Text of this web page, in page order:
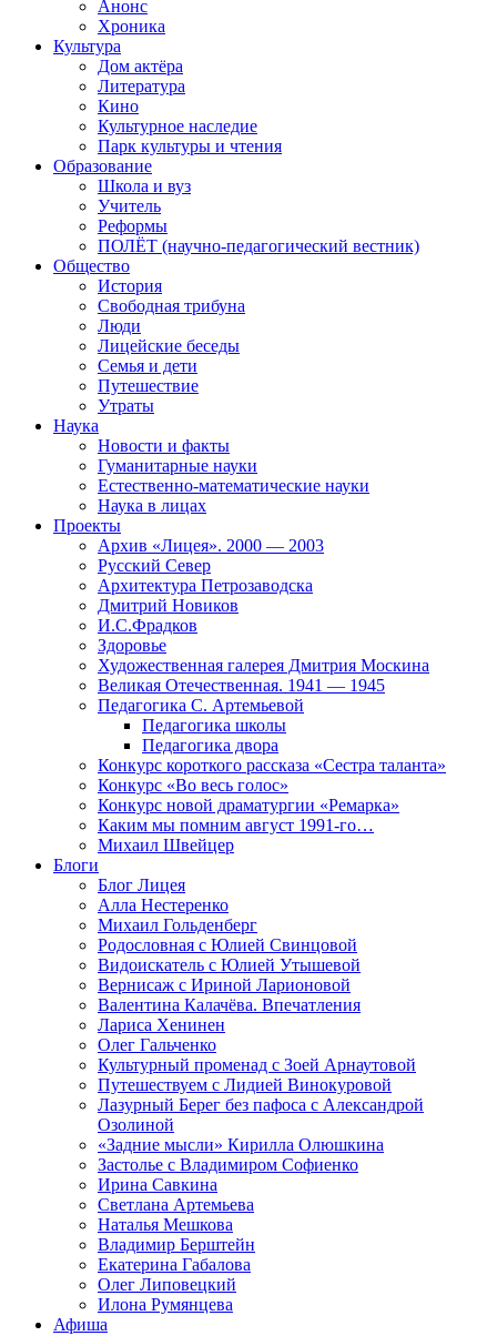
Анонс
Хроника
Культура
Дом актёра
Литература
Кино
Культурное наследие
Парк культуры и чтения
Образование
Школа и вуз
Учитель
Реформы
ПОЛЁТ (научно-педагогический вестник)
Общество
История
Свободная трибуна
Люди
Лицейские беседы
Семья и дети
Путешествие
Утраты
Наука
Новости и факты
Гуманитарные науки
Естественно-математические науки
Наука в лицах
Проекты
Архив «Лицея». 2000 — 2003
Русский Север
Архитектура Петрозаводска
Дмитрий Новиков
И.С.Фрадков
Здоровье
Художественная галерея Дмитрия Москина
Великая Отечественная. 1941 — 1945
Педагогика С. Артемьевой
Педагогика школы
Педагогика двора
Конкурс короткого рассказа «Сестра таланта»
Конкурс «Во весь голос»
Конкурс новой драматургии «Ремарка»
Каким мы помним август 1991-го…
Михаил Швейцер
Блоги
Блог Лицея
Алла Нестеренко
Михаил Гольденберг
Родословная с Юлией Свинцовой
Видоискатель с Юлией Утышевой
Вернисаж с Ириной Ларионовой
Валентина Калачёва. Впечатления
Лариса Хенинен
Олег Гальченко
Культурный променад с Зоей Арнаутовой
Путешествуем с Лидией Винокуровой
Лазурный Берег без пафоса с Александрой
Озолиной
«Задние мысли» Кирилла Олюшкина
Застолье с Владимиром Софиенко
Ирина Савкина
Светлана Артемьева
Наталья Мешкова
Владимир Берштейн
Екатерина Габалова
Олег Липовецкий
Илона Румянцева
Афиша